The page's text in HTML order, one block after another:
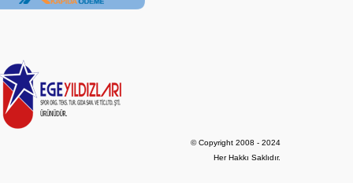
© Copyright 2008 - 2024
Her Hakkı Saklıdır.